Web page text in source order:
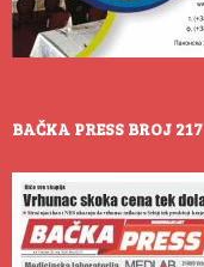
BAČKA PRESS BROJ 217